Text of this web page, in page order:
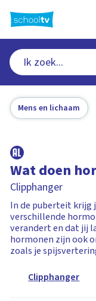
naar
hoofdinhoud
Mens en lichaam
Wat doen
Clipphanger
In de puberteit krijg
verschillende
verandert en dat jij
hormonen zijn ook
zoals je
Clipphanger